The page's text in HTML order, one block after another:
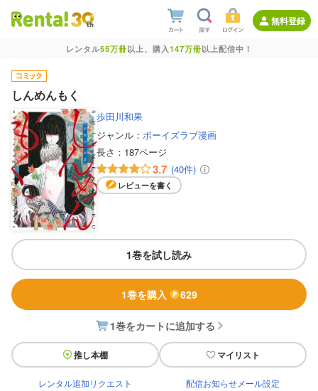
無料登録
レンタル55万冊以上、購入147万冊以上配信中！
しんめんもく
歩田川和果
ジャンル： ボーイズラブ漫画
長さ： 187ページ
3.7 (40件)
レビューを書く
1巻を試し読み
1巻を購入 629
1巻をカートに追加する
推し本棚 マイリスト
レンタル追加リクエスト 配信お知らせメール設定